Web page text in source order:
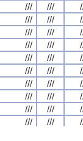
/// ///
/// ///
/// ///
/// ///
/// ///
/// ///
/// ///
/// ///
/// ///
/// ///
/// ///
/// ///
/// ///
/// ///
/// ///
/// ///
/// ///
/// ///
/// ///
/// ///
/// ///
/// ///
/// ///
/// ///
/// ///
/// ///
/// ///
/// ///
/// ///
/// ///
/// ///
/// ///
/// ///
/// ///
/// ///
/// ///
/// ///
/// ///
/// ///
/// ///